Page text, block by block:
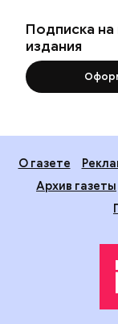
Подписка
издания
О газете
Архив газеты